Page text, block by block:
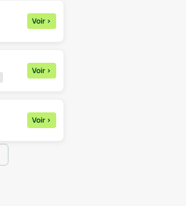
Voir >
Voir >
Voir >